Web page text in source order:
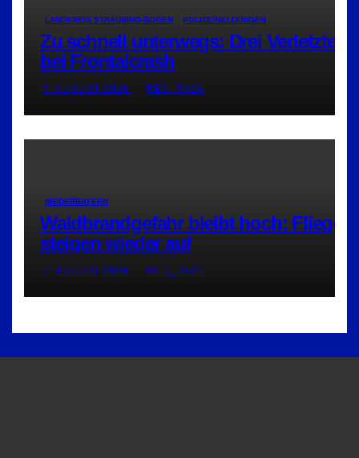
LANDKREIS STRAUBING-BOGEN POLIZEIMELDUNGEN
Zu schnell unterwegs: Drei Verletzte
bei Frontalcrash
7. AUGUST 2026 RED_RA24
NIEDERBAYERN
Waldbrandgefahr bleibt hoch: Flieger
steigen wieder auf
7. AUGUST 2026 RED_RA24